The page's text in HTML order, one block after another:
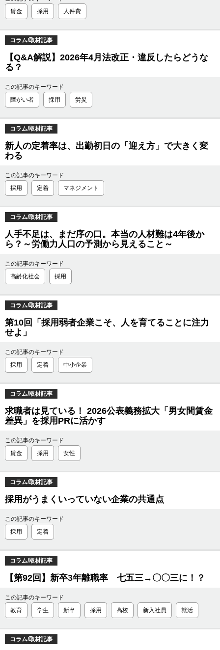
賃金
採用 人件費
コラム/取材記事
【Q&A解説】2026年4月法改正・違反したらどうな
る？
この記事のキーワード
障がい者
採用 労災
コラム/取材記事
新人の定着率は、出勤初日の「迎え方」で大きく変
わる
この記事のキーワード
採用
定着 マネジメント
コラム/取材記事
人手不足は、まだ序の口。本当の人材難は4年後か
ら？～労働力人口の予測から見えること～
この記事のキーワード
高齢化社会
採用
コラム/取材記事
第10回「採用弱者企業こそ、人を育てることに注力
せよ」
この記事のキーワード
採用
定着 中小企業
コラム/取材記事
求職者は見ている！ 2026公表義務拡大「男女間賃金
差異」を採用PRに活かす
この記事のキーワード
賃金
採用 女性
コラム/取材記事
採用がうまくいっていない企業の共通点
この記事のキーワード
採用
定着
コラム/取材記事
【第92回】新卒3年離職率 七五三→〇〇三に！？
この記事のキーワード
教育
学生 新卒 採用 高校 新入社員 就活
コラム/取材記事